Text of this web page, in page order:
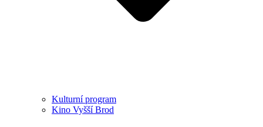
Kulturní program
Kino Vyšší Brod